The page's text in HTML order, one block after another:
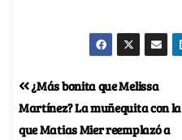
¿Más bonita que Melissa
Martínez? La muñequita con la
que Matias Mier reemplazó a